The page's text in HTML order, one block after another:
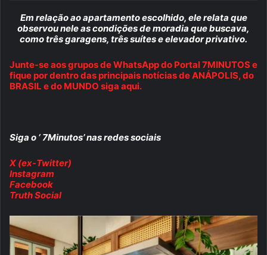
Em relação ao apartamento escolhido, ele relata que
observou nele as condições de moradia que buscava,
como três garagens, três suítes e elevador privativo.
Junte-se aos grupos de WhatsApp do Portal 7MINUTOS e
fique por dentro das principais notícias de ANÁPOLIS, do
BRASIL e do MUNDO siga aqui.
Siga o ‘ 7Minutos’ nas redes sociais
X (ex-Twitter)
Instagram
Facebook
Truth Social